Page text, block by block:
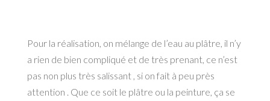
Pour la réalisation, on mélange de l’eau au plâtre, il n’y
a rien de bien compliqué et de très prenant, ce n’est
pas non plus très salissant , si on fait à peu près
attention . Que ce soit le plâtre ou la peinture, ça se